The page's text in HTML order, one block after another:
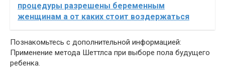
процедуры разрешены беременным
женщинам а от каких стоит воздержаться
Познакомьтесь с дополнительной информацией:
Применение метода Шеттлса при выборе пола будущего
ребенка.